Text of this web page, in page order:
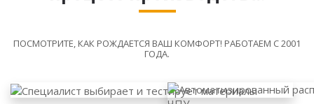
ПОСМОТРИТЕ, КАК РОЖДАЕТСЯ ВАШ КОМФОРТ! РАБОТАЕМ С 2001
ГОДА.